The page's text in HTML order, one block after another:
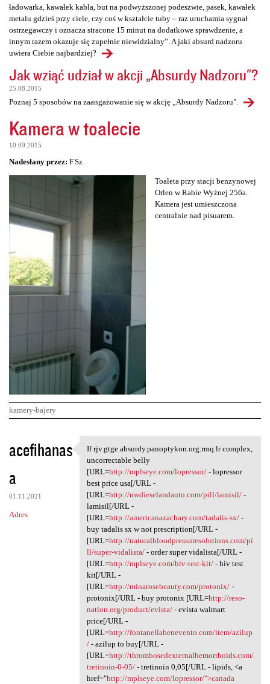
ładowarka, kawałek kabla, but na podwyższonej podeszwie, pasek, kawałek
metalu gdzieś przy ciele, czy coś w kształcie tuby – raz uruchamia sygnał
ostrzegawczy i oznacza stracone 15 minut na dodatkowe sprawdzenie, a
innym razem okazuje się zupełnie niewidzialny”. A jaki absurd nadzoru
uwiera Ciebie najbardziej?
Jak wziąć udział w akcji „Absurdy Nadzoru"?
25.08.2015
Poznaj 5 sposobów na zaangażowanie się w akcję „Absurdy Nadzoru".
Kamera w toalecie
10.09.2015
Nadesłany przez: F.Sz
Toaleta przy stacji benzynowej
Orlen w Rabie Wyżnej 256a.
Kamera jest umieszczona
centralnie nad pisuarem.
kamery-bajery
K
o
m
e
n
acefihanas
a
01.11.2021
Adres
If rjv.gtge.absurdy
If rjv.gtge.absurdy.panoptykon.org.rmq.lr complex,
uncorrectable belly
[URL=http://mplseye.com/lopressor/- lopressor
best price usa[/URL -
[URL=http://nwdieselandauto.com/pill/lamisil/-
lamisil[/URL -
[URL=http://americanazachary.com/tadalis-sx/-
buy tadalis sx w not prescription[/URL -
[URL=http://naturalbloodpressuresolutions.com/pi
ll/super-vidalista/- order super vidalista[/URL -
[URL=http://mplseye.com/hiv-test-kit/- hiv test
kit[/URL -
[URL=http://minarosebeauty.com/protonix/-
protonix[/URL - buy protonix [URL=http://reso-
nation.org/product/evista/- evista walmart
price[/URL -
[URL=http://fontanellabenevento.com/item/azilup
/- azilup to buy[/URL -
[URL=http://thrombosedexternalhemorrhoids.com/
tretinoin-0-05/- tretinoin 0,05[/URL - lipids, <a
href="http://mplseye.com/lopressor/">canada